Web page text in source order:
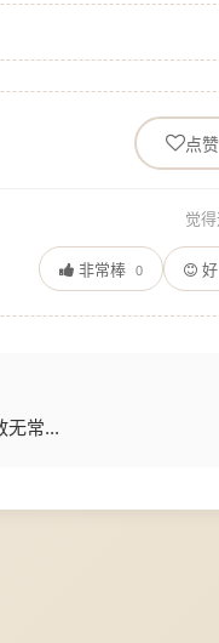
点赞
觉
非常棒 0 好
无常...